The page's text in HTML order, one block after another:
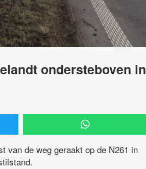
ondersteboven in
van de weg geraakt op de N261 in